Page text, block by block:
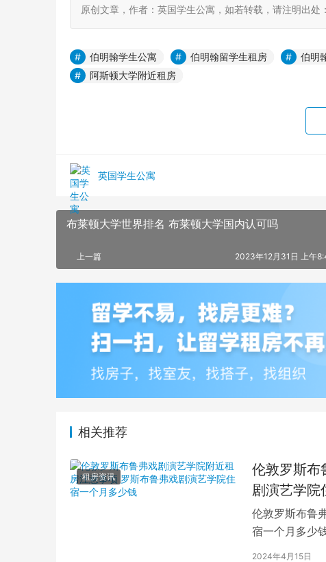
原创文章，作者：英国学生公寓，如若转载，请注明出
伯明翰学生公寓 伯明翰留学生租房 伯明
阿斯顿大学附近租房
英国学生公寓
布莱顿大学世界排名 布莱顿大学国内认可吗
上一篇 2023年12月31日 上午
相关推荐
租房资讯
伦敦罗斯布
剧演艺学院
伦敦罗斯布鲁
宿一个月多少
学生活中的一
2024年4月15日